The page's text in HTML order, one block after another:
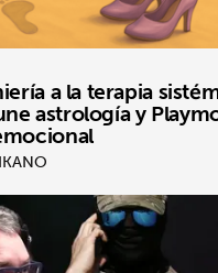
a la terapia
astrología y